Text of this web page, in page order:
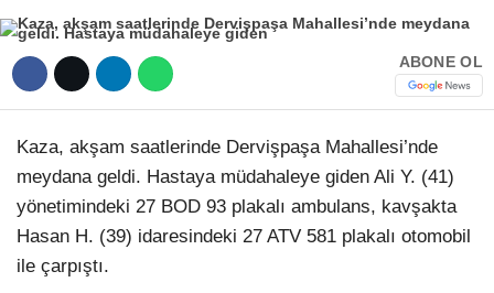
WhatsApp İhbar
Hattı
PARAMEDİK (AABT)
STK
TERCİH ROBOTU
ABONE OL
Kaza, akşam saatlerinde Dervişpaşa Mahallesi’nde
meydana geldi. Hastaya müdahaleye giden Ali Y. (41)
yönetimindeki 27 BOD 93 plakalı ambulans, kavşakta
Hasan H. (39) idaresindeki 27 ATV 581 plakalı otomobil
ile çarpıştı.